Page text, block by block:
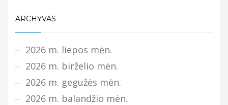
ARCHYVAS
2026 m. liepos mėn.
2026 m. birželio mėn.
2026 m. gegužės mėn.
2026 m. balandžio mėn.